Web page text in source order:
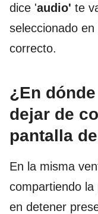
dice 'audio' te
seleccionado
correcto.
¿En
dejar de
pantalla
En la misma
compartiendo
en detener